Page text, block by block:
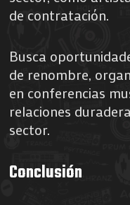
de contratación.
Busca
de renombre,
en conferencias
relaciones
sector.
Conclusión